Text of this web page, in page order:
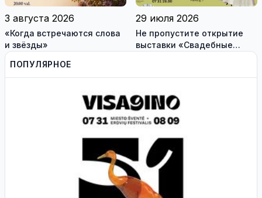
3 августа 2026
«Когда встречаются слова
и звёзды»
29 июля 2026
Не пропустите открытие
выставки «Свадебные
платья» и лекцию историка
Васильева!
ПОПУЛЯРНОЕ